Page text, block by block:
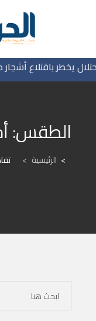
من 310 دونمات والاستيلاء على 3.5 دونم جنوب جنين
الطقس:
الرئيسية >